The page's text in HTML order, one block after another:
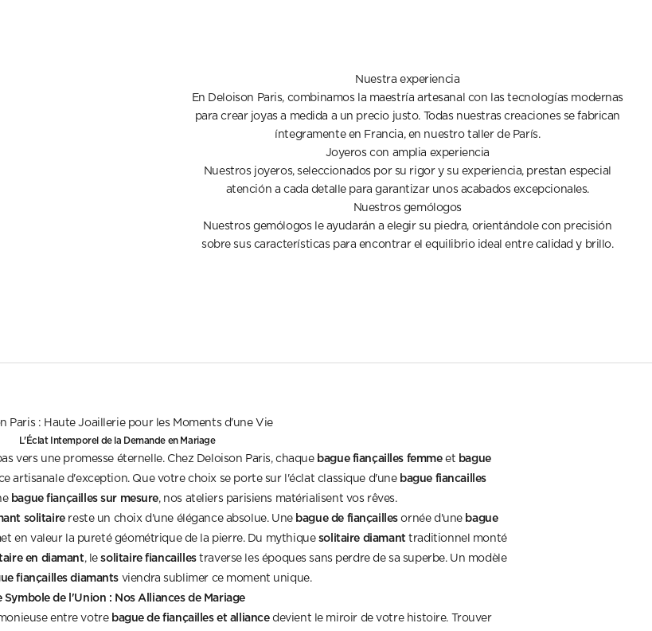
Nuestra experiencia
En Deloison Paris, combinamos la maestría artesanal con las tecnologías modernas
para crear joyas a medida a un precio justo. Todas nuestras creaciones se fabrican
íntegramente en Francia, en nuestro taller de París.
Joyeros con amplia experiencia
Nuestros joyeros, seleccionados por su rigor y su experiencia, prestan especial
atención a cada detalle para garantizar unos acabados excepcionales.
Nuestros gemólogos
Nuestros gemólogos le ayudarán a elegir su piedra, orientándole con precisión
sobre sus características para encontrar el equilibrio ideal entre calidad y brillo.
Paris : Haute Joaillerie pour les Moments d'une Vie
L'Éclat Intemporel de la Demande en Mariage
vers une promesse éternelle. Chez Deloison Paris, chaque bague fiançailles femmeet bague
artisanale d'exception. Que votre choix se porte sur l'éclat classique d'une bague fiancailles
bague fiançailles sur mesure, nos ateliers parisiens matérialisent vos rêves.
solitairereste un choix d'une élégance absolue. Une bague de fiançaillesornée d'une bague
en valeur la pureté géométrique de la pierre. Du mythique solitaire diamant traditionnel monté
en diamant, lesolitaire fiancaillestraverse les époques sans perdre de sa superbe. Un modèle
fiançailles diamants viendra sublimer ce moment unique.
Symbole de l'Union : Nos Alliances de Mariage
entre votre bague de fiançailles et alliancedevient le miroir de votre histoire. Trouver